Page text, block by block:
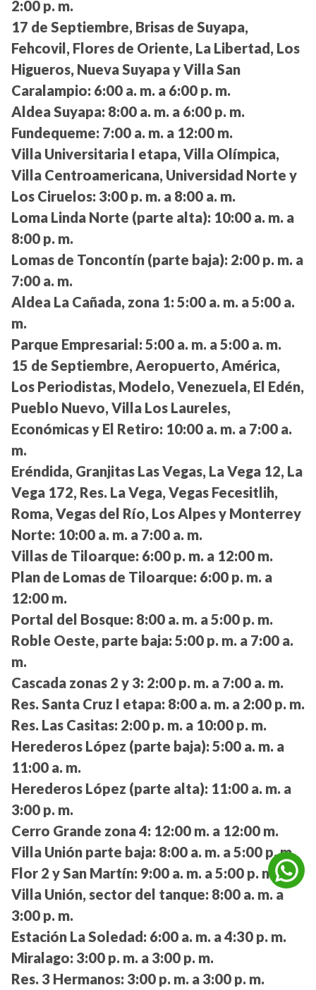
2:00 p. m.
17 de Septiembre, Brisas de Suyapa,
Fehcovil, Flores de Oriente, La Libertad, Los
Higueros, Nueva Suyapa y Villa San
Caralampio: 6:00 a. m. a 6:00 p. m.
Aldea Suyapa: 8:00 a. m. a 6:00 p. m.
Fundequeme: 7:00 a. m. a 12:00 m.
Villa Universitaria I etapa, Villa Olímpica,
Villa Centroamericana, Universidad Norte y
Los Ciruelos: 3:00 p. m. a 8:00 a. m.
Loma Linda Norte (parte alta): 10:00 a. m. a
8:00 p. m.
Lomas de Toncontín (parte baja): 2:00 p. m. a
7:00 a. m.
Aldea La Cañada, zona 1: 5:00 a. m. a 5:00 a.
m.
Parque Empresarial: 5:00 a. m. a 5:00 a. m.
15 de Septiembre, Aeropuerto, América,
Los Periodistas, Modelo, Venezuela, El Edén,
Pueblo Nuevo, Villa Los Laureles,
Económicas y El Retiro: 10:00 a. m. a 7:00 a.
m.
Eréndida, Granjitas Las Vegas, La Vega 12, La
Vega 172, Res. La Vega, Vegas Fecesitlih,
Roma, Vegas del Río, Los Alpes y Monterrey
Norte: 10:00 a. m. a 7:00 a. m.
Villas de Tiloarque: 6:00 p. m. a 12:00 m.
Plan de Lomas de Tiloarque: 6:00 p. m. a
12:00 m.
Portal del Bosque: 8:00 a. m. a 5:00 p. m.
Roble Oeste, parte baja: 5:00 p. m. a 7:00 a.
m.
Cascada zonas 2 y 3: 2:00 p. m. a 7:00 a. m.
Res. Santa Cruz I etapa: 8:00 a. m. a 2:00 p. m.
Res. Las Casitas: 2:00 p. m. a 10:00 p. m.
Herederos López (parte baja): 5:00 a. m. a
11:00 a. m.
Herederos López (parte alta): 11:00 a. m. a
3:00 p. m.
Cerro Grande zona 4: 12:00 m. a 12:00 m.
Villa Unión parte baja: 8:00 a. m. a 5:00 p. m.
Flor 2 y San Martín: 9:00 a. m. a 5:00 p. m.
Villa Unión, sector del tanque: 8:00 a. m. a
3:00 p. m.
Estación La Soledad: 6:00 a. m. a 4:30 p. m.
Miralago: 3:00 p. m. a 3:00 p. m.
Res. 3 Hermanos: 3:00 p. m. a 3:00 p. m.